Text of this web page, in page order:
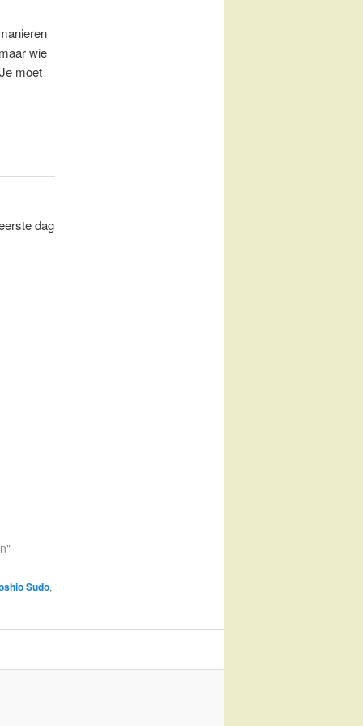
wie
moet
dag
Sudo,